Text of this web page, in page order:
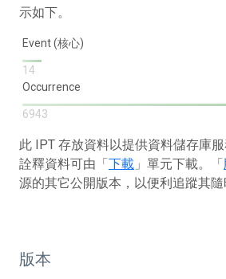
示如下。
Event (核心)
14
Occurrence
6943
此 IPT 存放資料以提供資料儲存庫
詮釋資料可由「下載 」單元下載。「
源的其它公開版本，以便利追蹤其隨
版本